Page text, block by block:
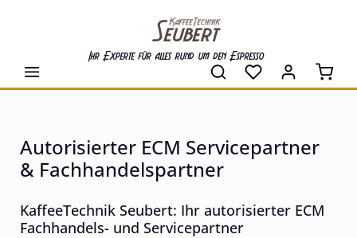
Ihr Experte für alles rund um den Espresso
Autorisierter ECM Servicepartner
& Fachhandelspartner
KaffeeTechnik Seubert: Ihr autorisierter ECM
Fachhandels- und Servicepartner